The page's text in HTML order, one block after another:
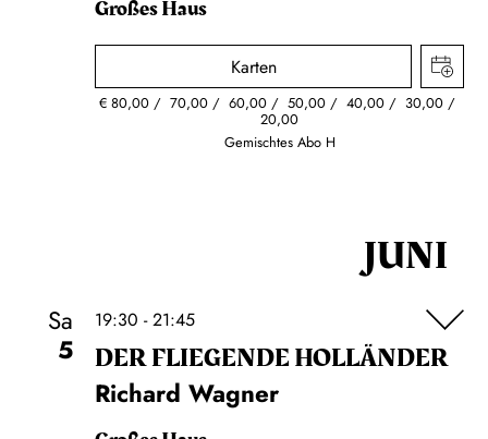
Großes Haus
Karten
€80,00 70,00 60,00 50,00 40,00 30,00
20,00
Gemischtes Abo H
JUNI
Sa
5
19:30 - 21:45
DER FLIE­GEN­DE HOL­LÄN­DER
Richard Wagner